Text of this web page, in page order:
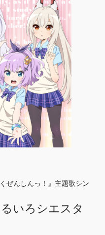
ぜんしんっ！』主題歌シン
いろシエスタ